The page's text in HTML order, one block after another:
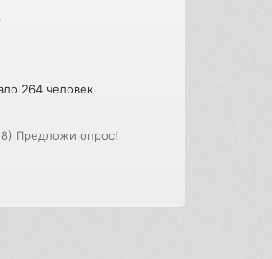
264 человек
Предложи опрос!